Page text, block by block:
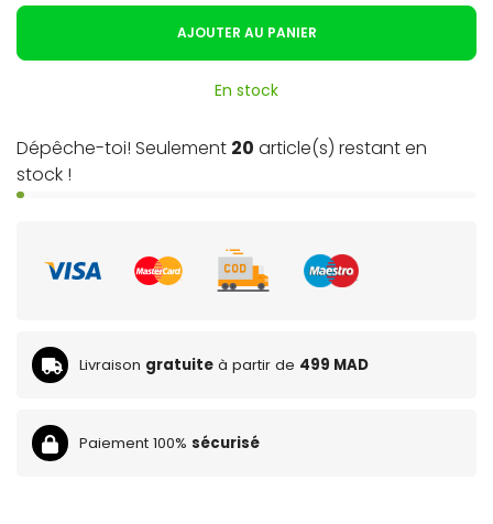
AJOUTER AU PANIER
En stock
Dépêche-toi! Seulement 20 article(s) restant en
stock !
Livraison gratuite à partir de 499 MAD
Paiement 100% sécurisé